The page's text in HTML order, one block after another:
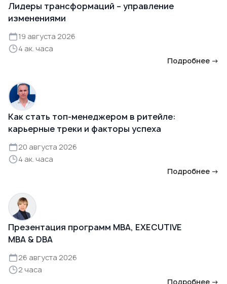
Лидеры трансформаций – управление
изменениями
19 августа 2026
4 ак. часа
Подробнее →
Как стать топ-менеджером в ритейле:
карьерные треки и факторы успеха
20 августа 2026
4 ак. часа
Подробнее →
Презентация программ MBA, EXECUTIVE
MBA & DBA
26 августа 2026
2 часа
Подробнее →